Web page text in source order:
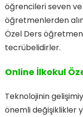
öğrencileri seven
öğretmenlerden
Özel Ders
tecrübelidirler.
Online İlkokul
Teknolojinin
önemli değişiklikler